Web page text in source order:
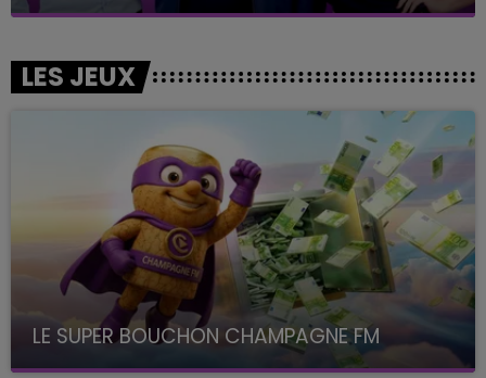
LES JEUX
LE SUPER BOUCHON CHAMPAGNE FM
avec La Famille Champagne FM, à 8H10